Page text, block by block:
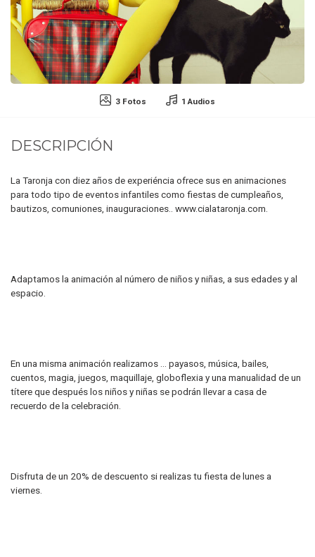
3 Fotos 1 Audios
DESCRIPCIÓN
La Taronja con diez años de experiéncia ofrece sus en animaciones
para todo tipo de eventos infantiles como fiestas de cumpleaños,
bautizos, comuniones, inauguraciones.. www.cialataronja.com.
Adaptamos la animación al número de niños y niñas, a sus edades y al
espacio.
En una misma animación realizamos ... payasos, música, bailes,
cuentos, magia, juegos, maquillaje, globoflexia y una manualidad de un
títere que después los niños y niñas se podrán llevar a casa de
recuerdo de la celebración.
Disfruta de un 20% de descuento si realizas tu fiesta de lunes a
viernes.